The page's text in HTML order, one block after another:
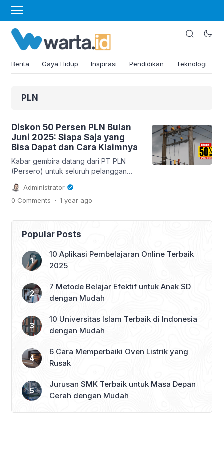
Berita Gaya Hidup Inspirasi Pendidikan Teknologi
PLN
Diskon 50 Persen PLN Bulan
Juni 2025: Siapa Saja yang
Bisa Dapat dan Cara Klaimnya
Kabar gembira datang dari PT PLN
(Persero) untuk seluruh pelanggan
mendukung masyarakat dan
menyambut musim libur pertengahan
persen khusus untuk penggunaan
listrik di bulan Juni 2025. Promo ini
disambut hangat oleh masyarakat
karena dapat meringankan tagihan
listrik rumah tangga maupun sektor
bisnis kecil. Lalu, siapa […]
Administrator
0 Comments . 1 year ago
Popular Posts
10 Aplikasi Pembelajaran Online Terbaik
2025
7 Metode Belajar Efektif untuk Anak SD
dengan Mudah
10 Universitas Islam Terbaik di Indonesia
dengan Mudah
6 Cara Memperbaiki Oven Listrik yang
Rusak
Jurusan SMK Terbaik untuk Masa Depan
Cerah dengan Mudah